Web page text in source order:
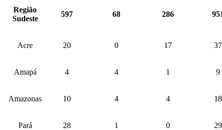
Região
Sudeste
597 68 286
Acre 20 0 17 37
Amapá 4 4 1 9
Amazonas 10 4 4 18
Pará 28 1 0 29